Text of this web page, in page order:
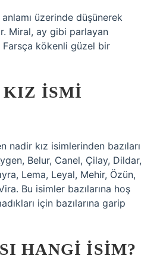
üzerinde düşünerek
Miral, ay gibi parlayan
Farsça kökenli güzel bir
KIZ ISMI
nadir kız isimlerinden bazıları
Belur, Canel, Çilay, Dildar,
Lema, Leyal, Mehir, Özün,
Bu isimler bazılarına hoş
için bazılarına garip
HANGI ISIM?